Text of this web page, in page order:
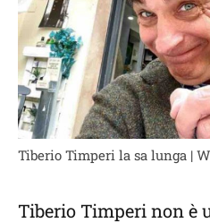
Tiberio Timperi la sa lunga |
Tiberio Timperi non è